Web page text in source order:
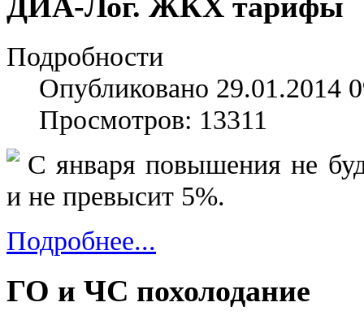
Подробности
Опубликовано 29.01.2014
Просмотров: 13311
С января повышения не
и не превысит 5%.
Подробнее...
ГО и ЧС похолодание